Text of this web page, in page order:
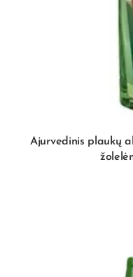
Ajurvedinis plaukų